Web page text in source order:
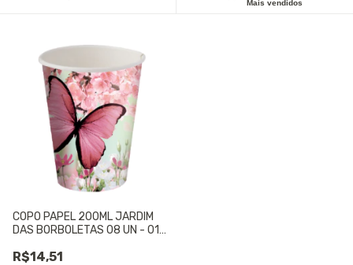
Mais vendidos
COPO PAPEL 200ML JARDIM
DAS BORBOLETAS 08 UN - 01
R$14,51